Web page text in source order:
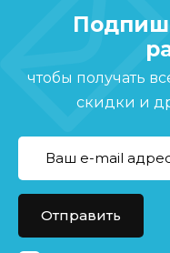
чтобы получать
скидки и
Отправить